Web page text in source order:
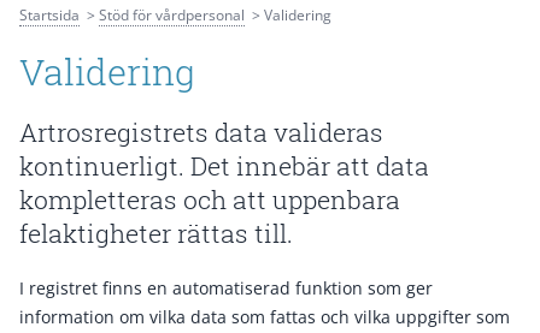
Startsida Stöd för vårdpersonal Validering
Validering
Artrosregistrets data valideras
kontinuerligt. Det innebär att data
kompletteras och att uppenbara
felaktigheter rättas till.
I registret finns en automatiserad funktion som ger
information om vilka data som fattas och vilka uppgifter som